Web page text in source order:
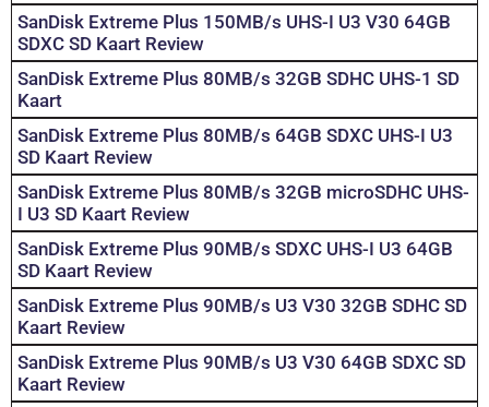
SanDisk Extreme Plus 150MB/s UHS-I U3 V30 64GB
SDXC SD Kaart Review
SanDisk Extreme Plus 80MB/s 32GB SDHC UHS-1 SD
Kaart
SanDisk Extreme Plus 80MB/s 64GB SDXC UHS-I U3
SD Kaart Review
SanDisk Extreme Plus 80MB/s 32GB microSDHC UHS-
I U3 SD Kaart Review
SanDisk Extreme Plus 90MB/s SDXC UHS-I U3 64GB
SD Kaart Review
SanDisk Extreme Plus 90MB/s U3 V30 32GB SDHC SD
Kaart Review
SanDisk Extreme Plus 90MB/s U3 V30 64GB SDXC SD
Kaart Review